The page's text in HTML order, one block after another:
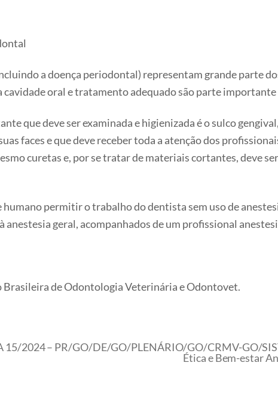
a doença periodontal) representam grande parte
cavidade oral e tratamento adequado são parte
que deve ser examinada e higienizada é o sulco
faces e que deve receber toda a atenção dos
curetas e, por se tratar de materiais cortantes, deve
permitir o trabalho do dentista sem uso de
anestesia geral, acompanhados de um profissional
Brasileira de Odontologia Veterinária e Odontovet.
15/2024 – PR/GO/DE/GO/PLENÁRIO/GO/CRMV-GO/
Ética e Bem-estar